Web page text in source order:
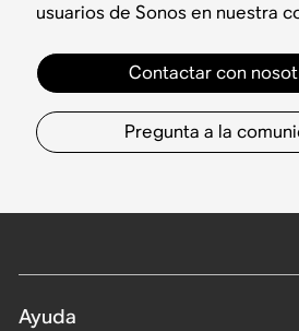
usuarios de Sonos en nuestra
Contactar con
Pregunta a la
Ayuda